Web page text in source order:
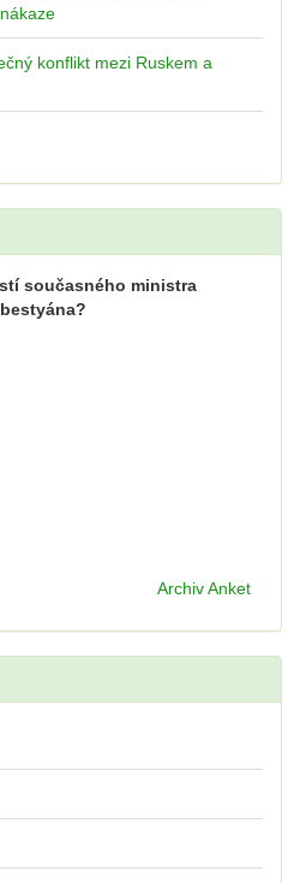
konflikt mezi Ruskem a
současného ministra
Archiv Anket